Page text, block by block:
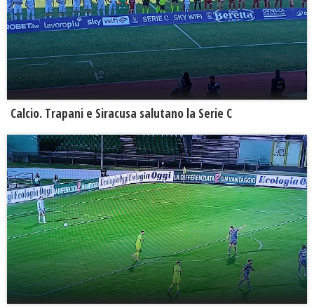
Calcio. Trapani e Siracusa salutano la Serie C